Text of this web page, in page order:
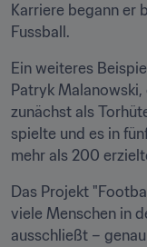
Karriere begann er
Fussball.
Ein weiteres
Patryk
zunächst als
spielte und es in
mehr als 200
Das Projekt
viele Menschen in
ausschließt –